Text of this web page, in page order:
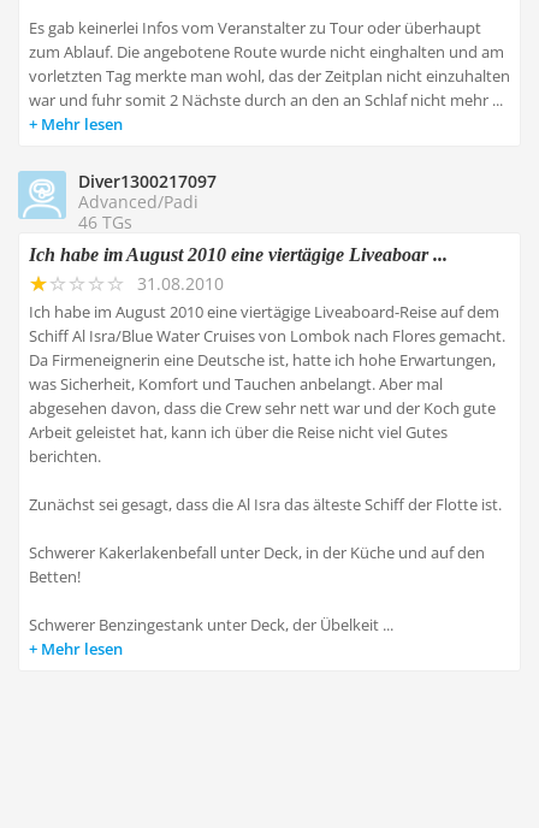
Es gab keinerlei Infos vom Veranstalter zu Tour oder überhaupt
zum Ablauf. Die angebotene Route wurde nicht einghalten und am
vorletzten Tag merkte man wohl, das der Zeitplan nicht einzuhalten
war und fuhr somit 2 Nächste durch an den an Schlaf nicht mehr ...
Mehr lesen
Diver1300217097
Advanced/Padi
46 TGs
Ich habe im August 2010 eine viertägige Liveaboar ...
31.08.2010
Ich habe im August 2010 eine viertägige Liveaboard-Reise auf dem
Schiff Al Isra/Blue Water Cruises von Lombok nach Flores gemacht.
Da Firmeneignerin eine Deutsche ist, hatte ich hohe Erwartungen,
was Sicherheit, Komfort und Tauchen anbelangt. Aber mal
abgesehen davon, dass die Crew sehr nett war und der Koch gute
Arbeit geleistet hat, kann ich über die Reise nicht viel Gutes
berichten.
Zunächst sei gesagt, dass die Al Isra das älteste Schiff der Flotte ist.
Schwerer Kakerlakenbefall unter Deck, in der Küche und auf den
Betten!
Schwerer Benzingestank unter Deck, der Übelkeit ...
Mehr lesen